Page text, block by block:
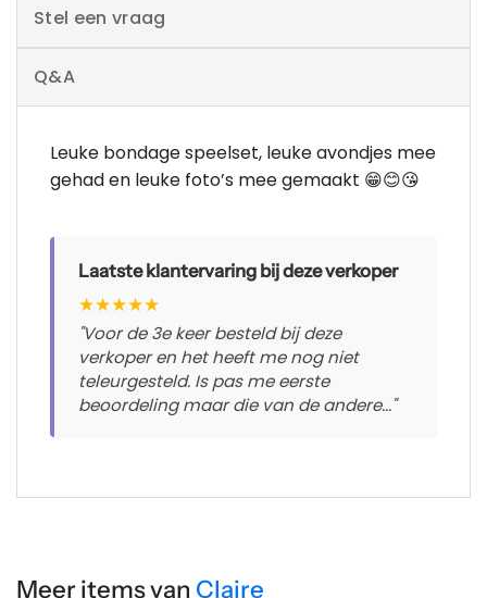
Stel een vraag
Q&A
Leuke bondage speelset, leuke avondjes mee
gehad en leuke foto’s mee gemaakt 😁😊😘
Laatste klantervaring bij deze verkoper
★★★★★
"Voor de 3e keer besteld bij deze
verkoper en het heeft me nog niet
teleurgesteld. Is pas me eerste
beoordeling maar die van de andere..."
Meer items van Claire